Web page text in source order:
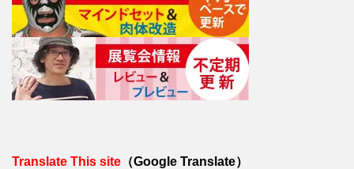
Translate This site （Google Translate）